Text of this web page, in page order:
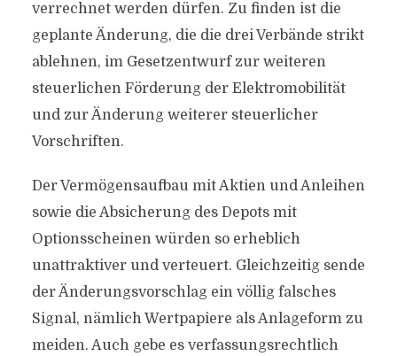
verrechnet werden dürfen. Zu finden ist die
geplante Änderung, die die drei Verbände strikt
ablehnen, im Gesetzentwurf zur weiteren
steuerlichen Förderung der Elektromobilität
und zur Änderung weiterer steuerlicher
Vorschriften.
Der Vermögensaufbau mit Aktien und Anleihen
sowie die Absicherung des Depots mit
Optionsscheinen würden so erheblich
unattraktiver und verteuert. Gleichzeitig sende
der Änderungsvorschlag ein völlig falsches
Signal, nämlich Wertpapiere als Anlageform zu
meiden. Auch gebe es verfassungsrechtlich